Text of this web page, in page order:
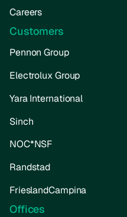
Careers
Customers
Pennon Group
Electrolux Group
Yara International
Sinch
NOC*NSF
Randstad
FrieslandCampina
Offices